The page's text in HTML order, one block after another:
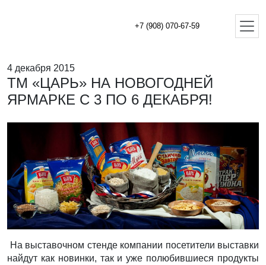
+7 (908) 070-67-59
4 декабря 2015
ТМ «ЦАРЬ» НА НОВОГОДНЕЙ
ЯРМАРКЕ С 3 ПО 6 ДЕКАБРЯ!
На выставочном стенде компании посетители выставки
найдут как новинки, так и уже полюбившиеся продукты